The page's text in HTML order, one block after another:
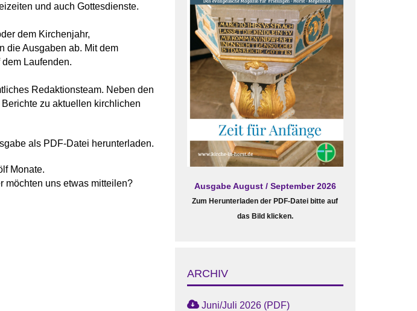
und auch Gottesdienste.
dem Kirchenjahr,
die Ausgaben ab. Mit dem
Laufenden.
Redaktionsteam. Neben den
zu aktuellen kirchlichen
als PDF-Datei herunterladen.
Monate.
möchten uns etwas mitteilen?
Ausgabe August / September 2026
Zum Herunterladen der PDF-Datei bitte auf
das Bild klicken.
ARCHIV
Juni/Juli 2026 (PDF)